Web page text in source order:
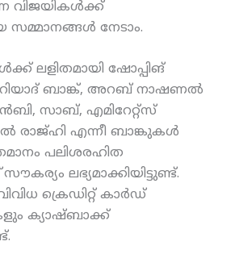
വിജയികള്‍ക്ക്
നേടാം.
ലളിതമായി ഷോപ്പിങ്
ബാങ്ക്, അറബ് നാഷണല്‍
സാബ്, എമിറേറ്റ്‌സ്
രാജ്ഹി എന്നീ ബാങ്കുകള്‍
പലിശരഹിത
ലഭ്യമാക്കിയിട്ടുണ്ട്.
ക്രെഡിറ്റ് കാര്‍ഡ്
ക്യാഷ്ബാക്ക്